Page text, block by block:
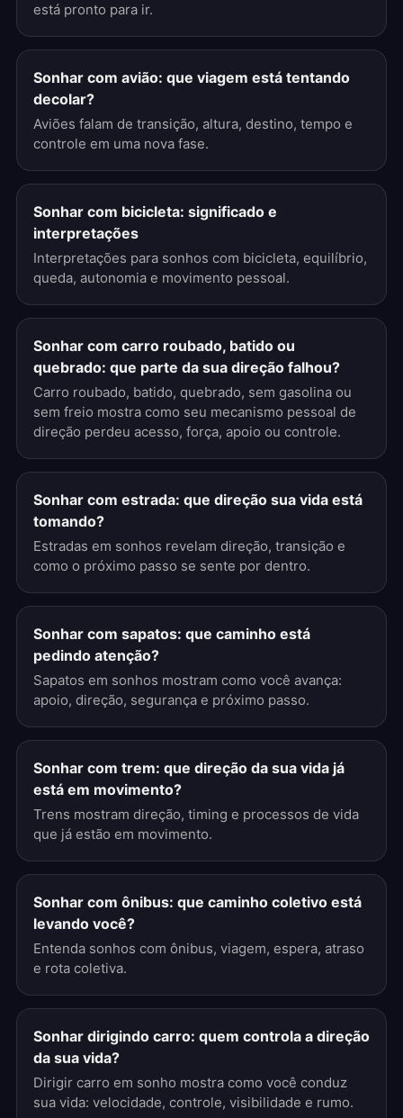
está pronto para ir.
Sonhar com avião: que viagem está tentando
decolar?
Aviões falam de transição, altura, destino, tempo e
controle em uma nova fase.
Sonhar com bicicleta: significado e
interpretações
Interpretações para sonhos com bicicleta, equilíbrio,
queda, autonomia e movimento pessoal.
Sonhar com carro roubado, batido ou
quebrado: que parte da sua direção falhou?
Carro roubado, batido, quebrado, sem gasolina ou
sem freio mostra como seu mecanismo pessoal de
direção perdeu acesso, força, apoio ou controle.
Sonhar com estrada: que direção sua vida está
tomando?
Estradas em sonhos revelam direção, transição e
como o próximo passo se sente por dentro.
Sonhar com sapatos: que caminho está
pedindo atenção?
Sapatos em sonhos mostram como você avança:
apoio, direção, segurança e próximo passo.
Sonhar com trem: que direção da sua vida já
está em movimento?
Trens mostram direção, timing e processos de vida
que já estão em movimento.
Sonhar com ônibus: que caminho coletivo está
levando você?
Entenda sonhos com ônibus, viagem, espera, atraso
e rota coletiva.
Sonhar dirigindo carro: quem controla a direção
da sua vida?
Dirigir carro em sonho mostra como você conduz
sua vida: velocidade, controle, visibilidade e rumo.